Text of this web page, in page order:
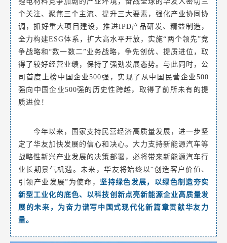
个关注、聚焦三个主流、提升三大要素，强化产业协同协
调，抓好重大项目建设，推进IPD产品研发、精益制造，
全力构建ESG体系，扩大高水平开放，实施“两个领先”竞
争战略和“数一数二”业务战略，争先创优、提质进位，取
得了较好经营业绩，保持了强劲发展态势。与此同时，公
司首度上榜中国企业500强，实现了从中国民营企业500
强向中国企业500强的历史性跨越，取得了前所未有的提
质进位！
今年以来，国家支持民营经济高质量发展，进一步坚
定了华友加快发展的信心和决心。大力支持新能源汽车等
战略性新兴产业发展的决策部署，必将带来新能源汽车行
业长期景气机遇。未来，华友将始终以“创造客户价值、
引领产业发展”为使命，坚持绿色发展，以绿色制造夯实
新型工业化的底色、以科技创新点亮新能源企业高质量发
展的未来，为奋力谱写中国式现代化新篇章贡献华友力
量。